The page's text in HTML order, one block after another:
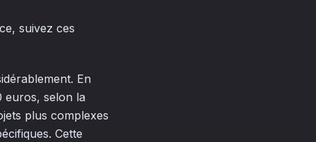
suivez ces
En
euros, selon la
plus complexes
Cette